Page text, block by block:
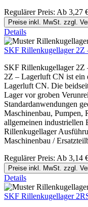
Regulärer Preis: Ab 3,27
Preise inkl. MwSt. zzgl.
Details
SKF Rillenkugellager 2Z
SKF Rillenkugellager
2Z – Lagerluft CN ist ein
Lagerluft CN. Die
Lager vor groben
Standardanwendungen
Maschinenbau, Pumpen,
allgemeinen industriellen
Rillenkugellager
Maschinenbau /
Regulärer Preis: Ab 3,14
Preise inkl. MwSt. zzgl.
Details
SKF Rillenkugellager